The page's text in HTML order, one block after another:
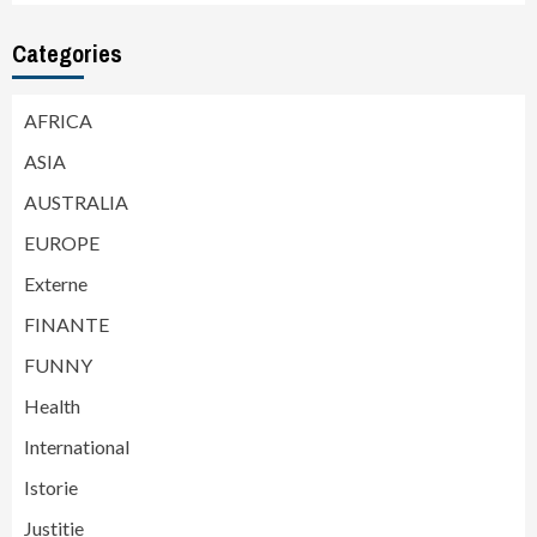
Categories
AFRICA
ASIA
AUSTRALIA
EUROPE
Externe
FINANTE
FUNNY
Health
International
Istorie
Justitie